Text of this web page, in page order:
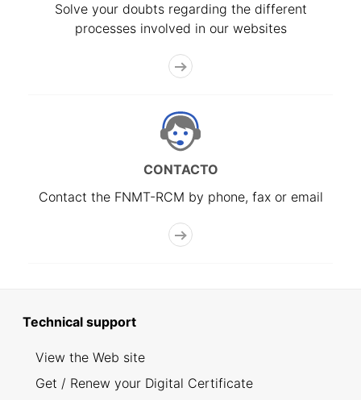
Solve your doubts regarding the different
processes involved in our websites
CONTACTO
Contact the FNMT-RCM by phone, fax or email
Technical support
View the Web site
Get / Renew your Digital Certificate